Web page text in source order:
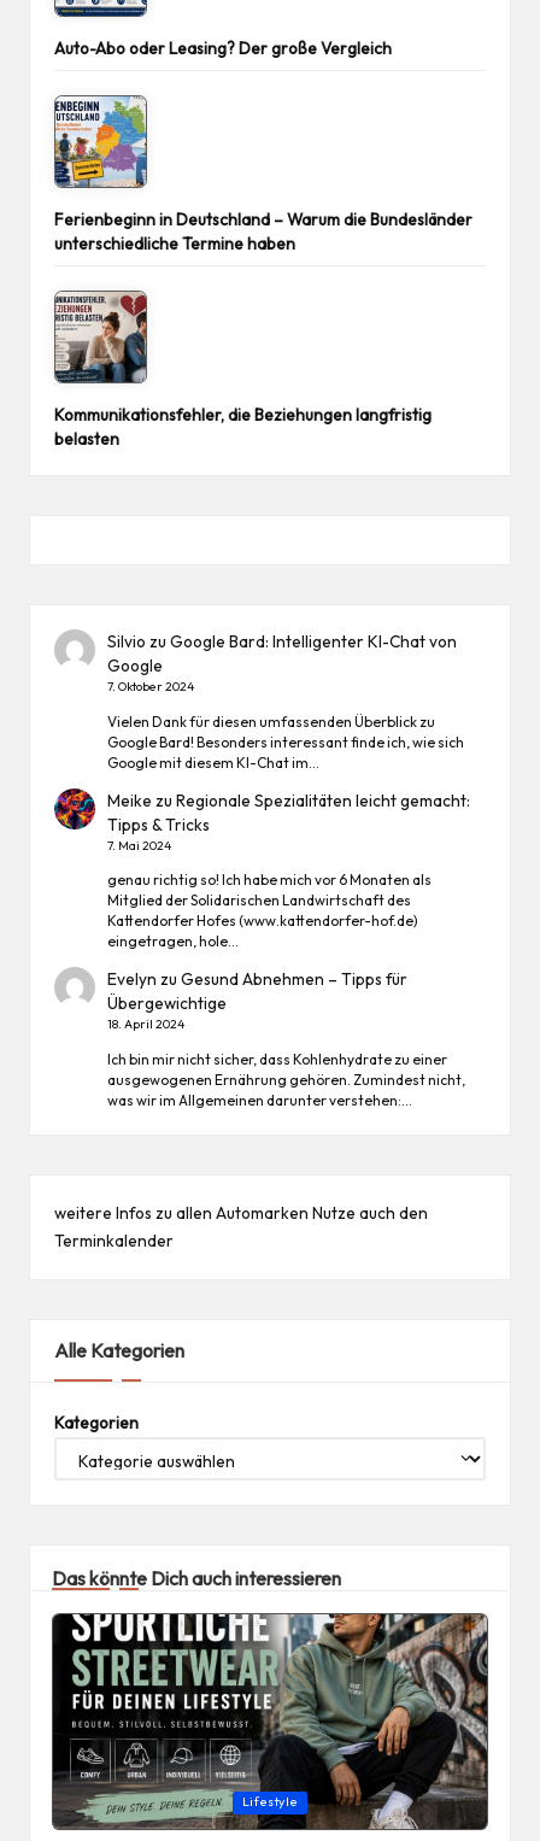
Auto-Abo oder Leasing? Der große Vergleich
Ferienbeginn in Deutschland – Warum die Bundesländer
unterschiedliche Termine haben
Kommunikationsfehler, die Beziehungen langfristig
belasten
Silvio zuGoogle Bard: Intelligenter KI-Chat von
Google
7. Oktober 2024
Vielen Dank für diesen umfassenden Überblick zu
Google Bard! Besonders interessant finde ich, wie sich
Google mit diesem KI-Chat im…
Meike zuRegionale Spezialitäten leicht gemacht:
Tipps & Tricks
7. Mai 2024
genau richtig so! Ich habe mich vor 6 Monaten als
Mitglied der Solidarischen Landwirtschaft des
Kattendorfer Hofes (www.kattendorfer-hof.de)
eingetragen, hole…
Evelyn zuGesund Abnehmen – Tipps für
Übergewichtige
18. April 2024
Ich bin mir nicht sicher, dass Kohlenhydrate zu einer
ausgewogenen Ernährung gehören. Zumindest nicht,
was wir im Allgemeinen darunter verstehen:…
weitere Infos zu allen Automarken Nutze auch den
Terminkalender
Alle Kategorien
Kategorien
Das könnte Dich auch interessieren
Posted
in
Lifestyle